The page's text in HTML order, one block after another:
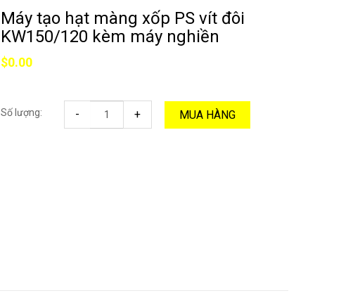
Máy tạo hạt màng xốp PS vít đôi
KW150/120 kèm máy nghiền
$0.00
Số lượng: - + MUA HÀNG